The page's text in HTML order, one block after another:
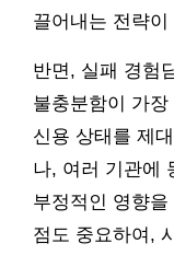
끌어내는 전략
반면, 실패 경험
불충분함이 가
신용 상태를 제
나, 여러 기관에
부정적인 영향
점도 중요하여,